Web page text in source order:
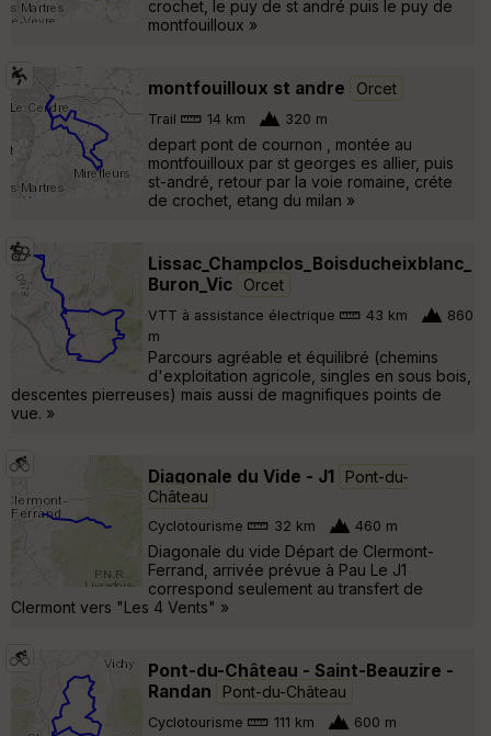
crochet, le puy de st andré puis le puy de
montfouilloux »
montfouilloux st andre Orcet
Trail 14 km 320 m
depart pont de cournon , montée au
montfouilloux par st georges es allier, puis
st-andré, retour par la voie romaine, créte
de crochet, etang du milan »
Lissac_Champclos_Boisducheixblanc_
Buron_Vic
Orcet
VTT à assistance électrique 43 km
860
m
Parcours agréable et équilibré (chemins
d'exploitation agricole, singles en sous bois,
descentes pierreuses) mais aussi de magnifiques points de
vue. »
Diagonale du Vide - J1
Pont-du-
Château
Cyclotourisme 32 km 460 m
Diagonale du vide Départ de Clermont-
Ferrand, arrivée prévue à Pau Le J1
correspond seulement au transfert de
Clermont vers "Les 4 Vents" »
Pont-du-Château - Saint-Beauzire -
Randan
Pont-du-Château
Cyclotourisme 111 km 600 m